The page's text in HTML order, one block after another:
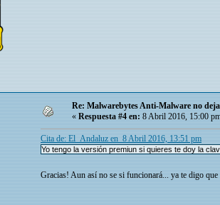
Re: Malwarebytes Anti-Malware no
«Respuesta #4 en:8 Abril 2016, 15:00
Cita de: El_Andaluz en 8 Abril 2016, 13:51 pm
Yo tengo la versión premiun si quieres te doy la
Gracias! Aun así no se si funcionará... ya te digo